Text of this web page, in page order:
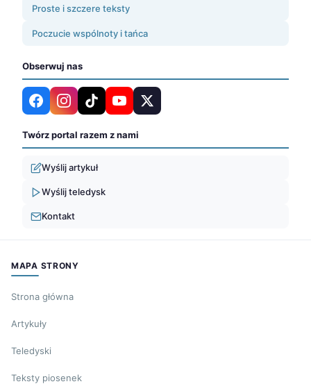
Proste i szczere teksty
Poczucie wspólnoty i tańca
Obserwuj nas
Twórz portal razem z nami
Wyślij artykuł
Wyślij teledysk
Kontakt
MAPA STRONY
Strona główna
Artykuły
Teledyski
Teksty piosenek